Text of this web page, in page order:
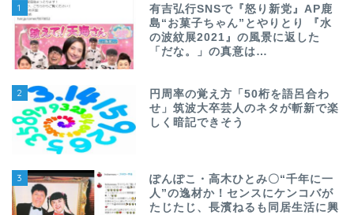
1
有吉弘行SNSで『怒り新党』AP鹿
島“お菓子ちゃん”とやりとり 『水
の波紋展2021』の風景に返した
「だな。」の真意は…
2
円周率の覚え方「50桁を語呂合わ
せ」筑波大卒芸人のネタが斬新で楽
しく暗記できそう
3
ぽんぽこ・高木ひとみ〇“千年に一
人”の逸材か！センスにケンコバが
たじたじ、長濱ねるも同居生活に興